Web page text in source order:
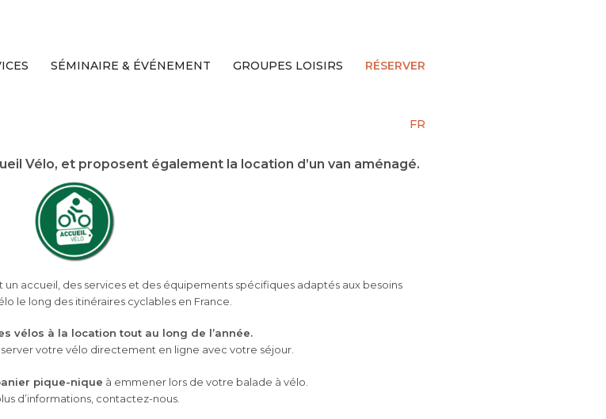
SÉMINAIRE & ÉVÉNEMENT GROUPES LOISIRS RÉSERVER
FR
Vélo, et proposent également la location d’un van aménagé.
accueil, des services et des équipements spécifiques adaptés aux besoins
le long des itinéraires cyclables en France.
vélos à la location tout au long de l’année.
votre vélo directement en ligne avec votre séjour.
pique-nique à emmener lors de votre balade à vélo.
d’informations, contactez-nous.